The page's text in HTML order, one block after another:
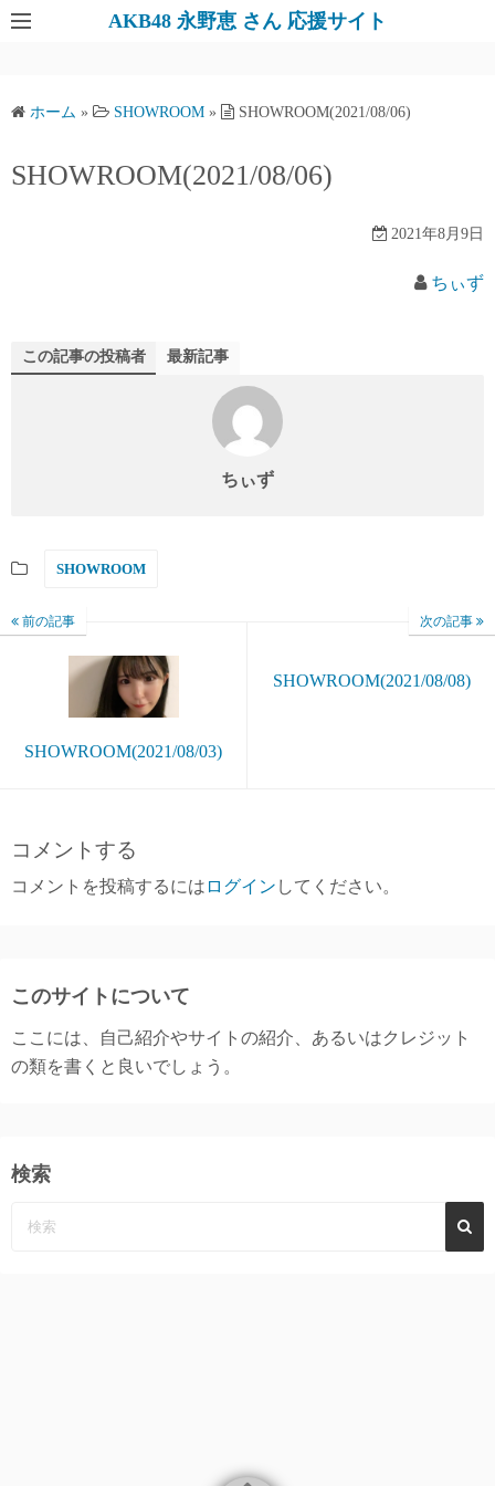
AKB48 永野恵 さん 応援サイト
ホーム » SHOWROOM » SHOWROOM(2021/08/06)
SHOWROOM(2021/08/06)
2021年8月9日
ちぃず
この記事の投稿者 最新記事
ちぃず
SHOWROOM
前の記事
SHOWROOM(2021/08/03)
次の記事
SHOWROOM(2021/08/08)
コメントする
コメントを投稿するには ログイン してください。
このサイトについて
ここには、自己紹介やサイトの紹介、あるいはクレジット
の類を書くと良いでしょう。
検索